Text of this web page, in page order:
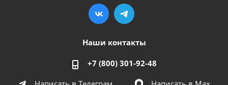
Наши контакты
+7 (800) 301-92-48